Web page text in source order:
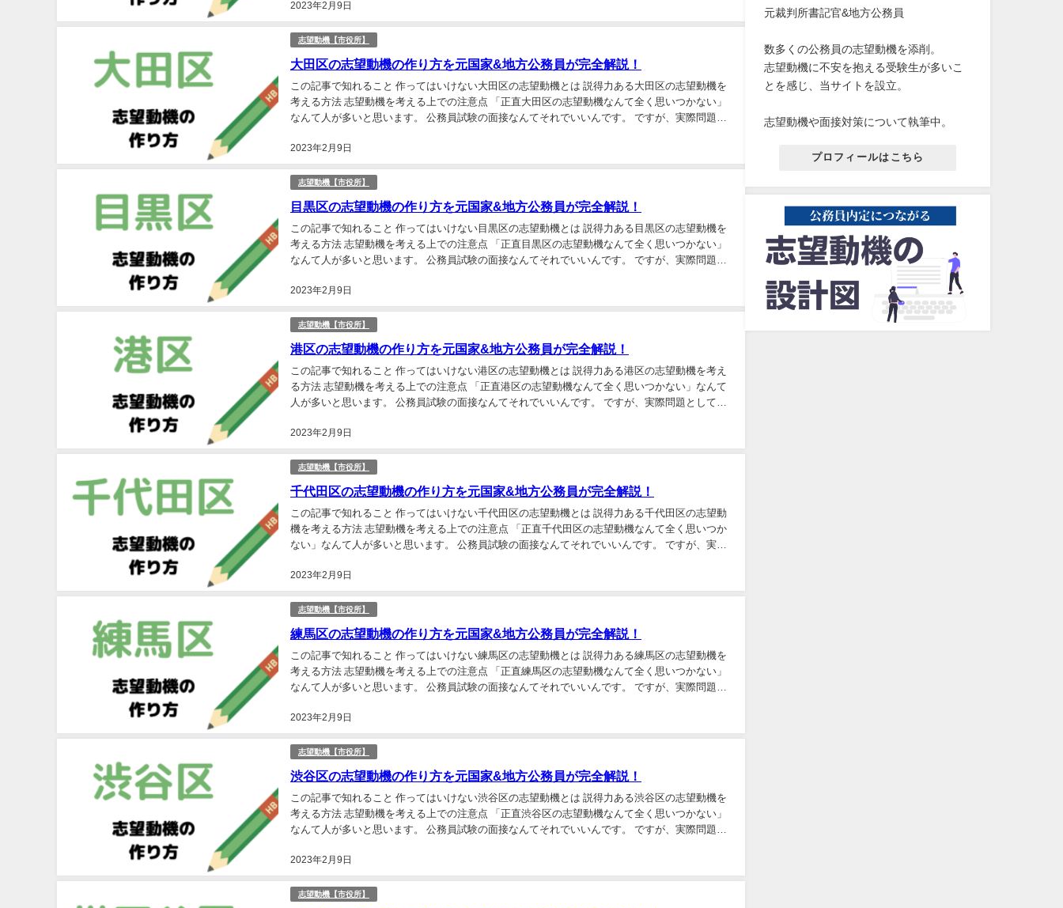
2023年2月9日
志望動機【市役所】
大田区の志望動機の作り方を元国家&地方公務員が完全解説！
2023年2月9日
この記事で知れること 作ってはいけない大田区の志望動機とは 説得力ある大田区の志望動機を
考える方法 志望動機を考える上での注意点 「正直大田区の志望動機なんて全く思いつかない」
なんて人が多いと思います。 公務員試験の面接なんてそれでいいんです。 ですが、実際問題と
志望動機【市役所】
目黒区の志望動機の作り方を元国家&地方公務員が完全解説！
2023年2月9日
この記事で知れること 作ってはいけない目黒区の志望動機とは 説得力ある目黒区の志望動機を
考える方法 志望動機を考える上での注意点 「正直目黒区の志望動機なんて全く思いつかない」
なんて人が多いと思います。 公務員試験の面接なんてそれでいいんです。 ですが、実際問題と
志望動機【市役所】
港区の志望動機の作り方を元国家&地方公務員が完全解説！
2023年2月9日
この記事で知れること 作ってはいけない港区の志望動機とは 説得力ある港区の志望動機を考え
る方法 志望動機を考える上での注意点 「正直港区の志望動機なんて全く思いつかない」なんて
人が多いと思います。 公務員試験の面接なんてそれでいいんです。 ですが、実際問題として、
志望動機【市役所】
千代田区の志望動機の作り方を元国家&地方公務員が完全解説！
2023年2月9日
この記事で知れること 作ってはいけない千代田区の志望動機とは 説得力ある千代田区の志望動
機を考える方法 志望動機を考える上での注意点 「正直千代田区の志望動機なんて全く思いつか
ない」なんて人が多いと思います。 公務員試験の面接なんてそれでいいんです。 ですが、実際
志望動機【市役所】
練馬区の志望動機の作り方を元国家&地方公務員が完全解説！
2023年2月9日
この記事で知れること 作ってはいけない練馬区の志望動機とは 説得力ある練馬区の志望動機を
考える方法 志望動機を考える上での注意点 「正直練馬区の志望動機なんて全く思いつかない」
なんて人が多いと思います。 公務員試験の面接なんてそれでいいんです。 ですが、実際問題と
志望動機【市役所】
渋谷区の志望動機の作り方を元国家&地方公務員が完全解説！
2023年2月9日
この記事で知れること 作ってはいけない渋谷区の志望動機とは 説得力ある渋谷区の志望動機を
考える方法 志望動機を考える上での注意点 「正直渋谷区の志望動機なんて全く思いつかない」
なんて人が多いと思います。 公務員試験の面接なんてそれでいいんです。 ですが、実際問題と
志望動機【市役所】
元裁判所書記官&地方公務員
数多くの公務員の志望動機を添削。
志望動機に不安を抱える受験生が多いこ
とを感じ、当サイトを設立。
志望動機や面接対策について執筆中。
プロフィールはこちら